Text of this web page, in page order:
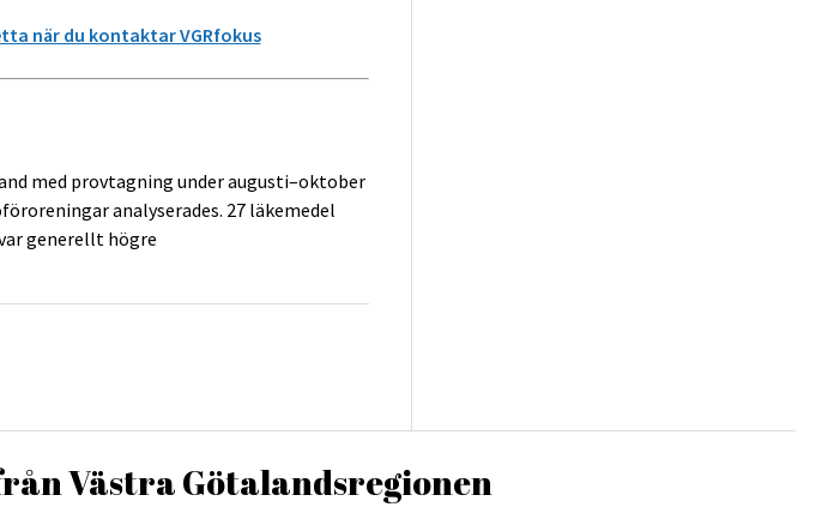
när du kontaktar VGRfokus
med provtagning under augusti–oktober
analyserades. 27 läkemedel
generellt högre